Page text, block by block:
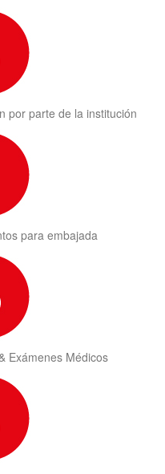
por parte de la institución
para embajada
Exámenes Médicos